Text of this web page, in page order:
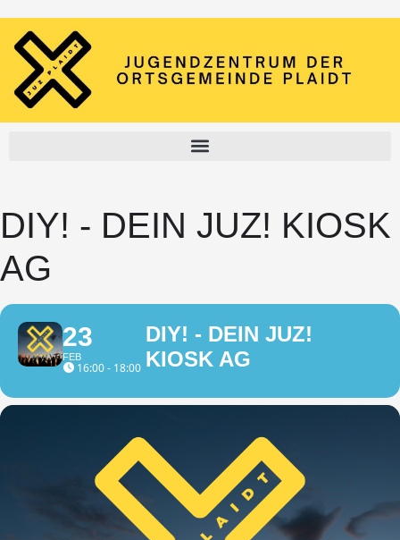
DIY! - DEIN JUZ! KIOSK
AG
23
FEB
16:00 - 18:00
DIY! - DEIN JUZ!
KIOSK AG